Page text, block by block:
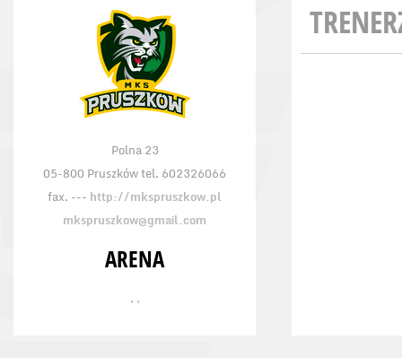
Polna 23
05-800 Pruszków tel. 602326066
fax. --- http://mkspruszkow.pl
mkspruszkow@gmail.com
ARENA
, ,